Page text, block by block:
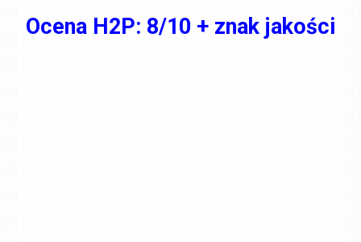
Ocena H2P: 8/10 + znak jakości